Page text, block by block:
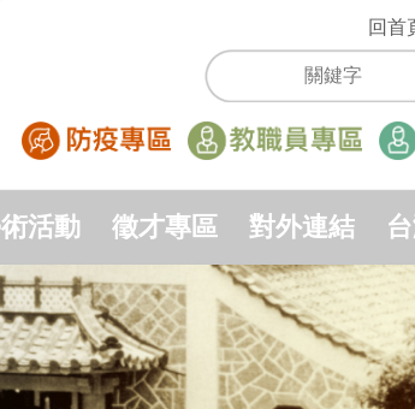
回首
活動 徵才專區 對外連結